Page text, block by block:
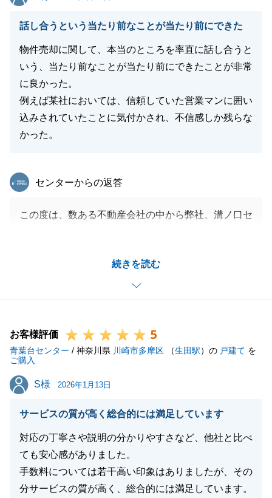
話し合うという当たり前なことが当たり前にできた
物件売却に関して、本当のところを率直に話し合うと
いう、当たり前なことが当たり前にできたことが非常
に良かった。
例えば某社においては、信頼していた営業マンに囲い
込みされていたことに気付かされ、不信感しか残らな
かった。
続きを読む
東急リバブル
センターからの返答
この度は、数ある不動産会社の中から弊社、溝ノ口セ
過去の苦いご経験から、当初は大きな不安をお持ちだ
ったかと拝察いたしました。
私たちは、仲介担当者はお客様の「最良のパートナ
関係があってこそ、納得のいく成約が生まれると信じ
ております。
弊社では、お客様の利益を最優先に考え、すべての情
報をオープンにすることを徹底しております。今回、
て何よりの誇りです。
「当たり前のことが当たり前にできたことが良かっ
た」というお言葉を糧に、これからも溝ノ口エリアの
皆様に、安心と納得をお届けできるよう邁進してまい
ります。
お客様評価 5
青葉台センター / 神奈川県 川崎市多摩区 （生田駅）の 戸建て を
ご購入
S様
S様 2026年1月13日
サービスの質が高く総合的には満足しています
対応の丁寧さや説明の分かりやすさなど、他社と比べ
ても安心感がありました。
手数料については若干高い印象はありましたが、その
分サービスの質が高く、総合的には満足しています。